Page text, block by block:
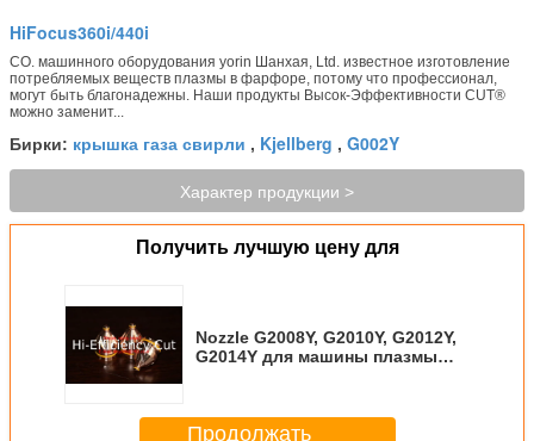
HiFocus360i/440i
CO. машинного оборудования yorin Шанхая, Ltd. известное изготовление
потребляемых веществ плазмы в фарфоре, потому что профессионал,
могут быть благонадежны. Наши продукты Высок-Эффективности CUT®
можно заменит...
Бирки: крышка газа свирли , Kjellberg , G002Y
Характер продукции >
Получить лучшую цену для
Nozzle G2008Y, G2010Y, G2012Y,
G2014Y для машины плазмы
Продолжать